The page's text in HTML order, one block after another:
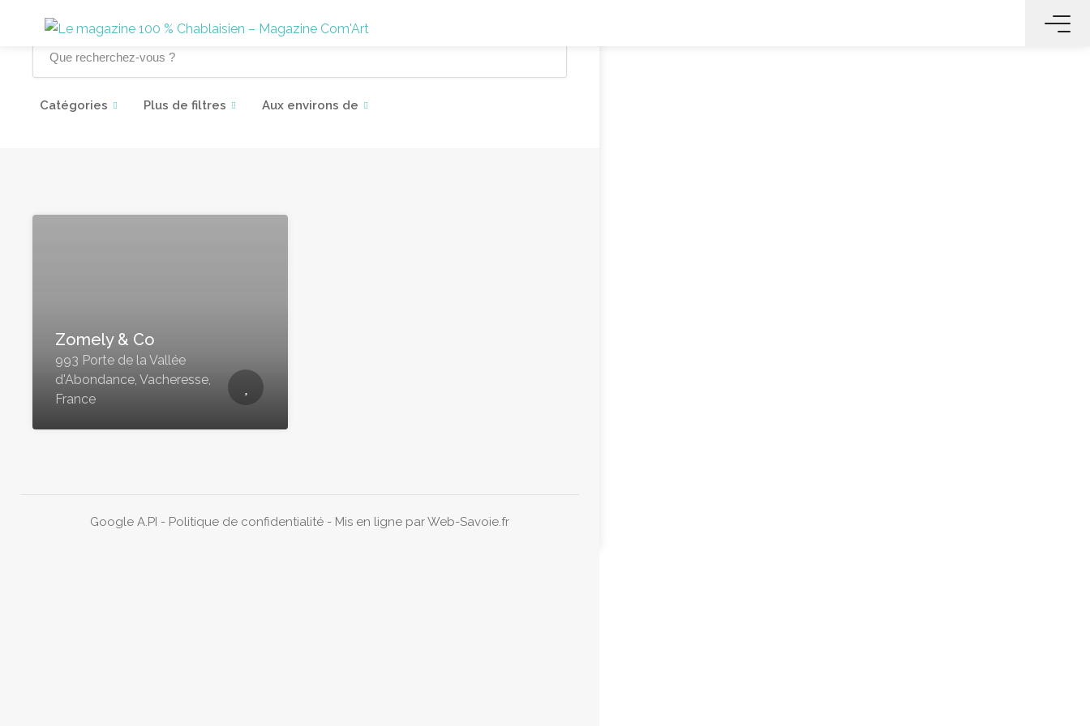
Catégories Plus de filtres Aux environs de
Zomely & Co
993 Porte de la Vallée
d'Abondance, Vacheresse,
France
Google A.PI - Politique de confidentialité - Mis en ligne parWeb-Savoie.fr